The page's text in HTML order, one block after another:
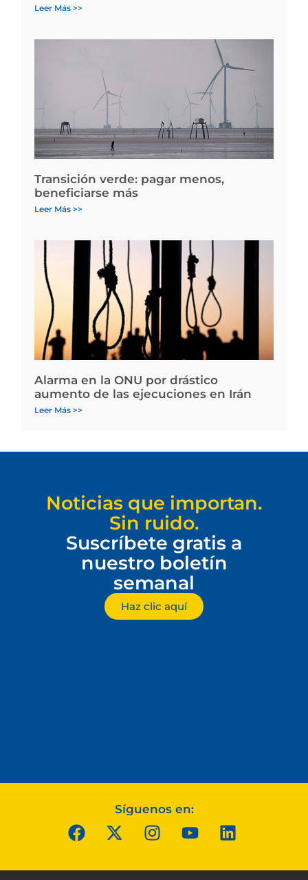
Leer Más >>
Transición verde: pagar menos,
beneficiarse más
Leer Más >>
Alarma en la ONU por drástico
aumento de las ejecuciones en Irán
Leer Más >>
Noticias que importan.
Sin ruido.
Suscríbete gratis a
nuestro boletín
semanal
Haz clic aquí
Síguenos en: